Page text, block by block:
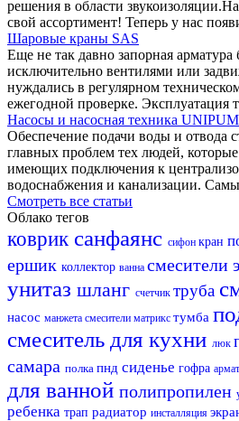
решения в области
свой ассортимент! Теперь у нас
Шаровые краны SAS
Еще не так давно запорная арматура
исключительно вентилями или
нуждались в регулярном
ежегодной проверке. Эксплуатация
Насосы и насосная техника
Обеспечение подачи воды и отвода
главных проблем тех людей,
имеющих подключения к
водоснабжения и канализации.
Смотреть все статьи
Облако тегов
коврик санфаянс сифон кран
ершик коллектор ванна смесители
унитаз шланг счетчик труба
насос манжета смесители матрикс тумба
смеситель для кухни люк
самара полка пнд сиденье гофра
для ванной полипропилен
ребенка трап радиатор инсталляция